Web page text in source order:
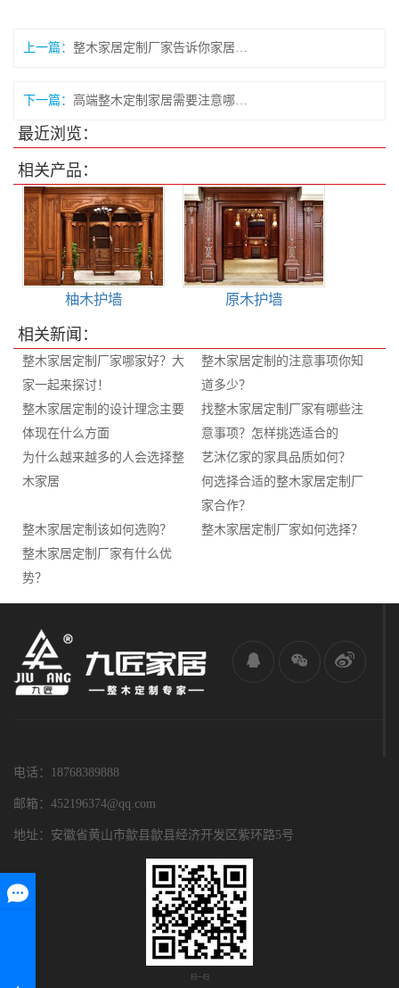
上一篇： 整木家居定制厂家告诉你家居定制所用到有哪些木材
下一篇： 高端整木定制家居需要注意哪些事项？
最近浏览：
相关产品：
柚木护墙 原木护墙
相关新闻：
整木家居定制厂家哪家好？大
家一起来探讨！
整木家居定制的注意事项你知
道多少？
整木家居定制的设计理念主要
体现在什么方面
找整木家居定制厂家有哪些注
意事项？怎样挑选适合的
为什么越来越多的人会选择整
木家居
艺沐亿家的家具品质如何？
何选择合适的整木家居定制厂
家合作？
整木家居定制该如何选购？
整木家居定制厂家如何选择？
整木家居定制厂家有什么优
势？
电话：18768389888
邮箱：452196374@qq.com
地址：安徽省黄山市歙县歙县经济开发区紫环路5号
扫一扫